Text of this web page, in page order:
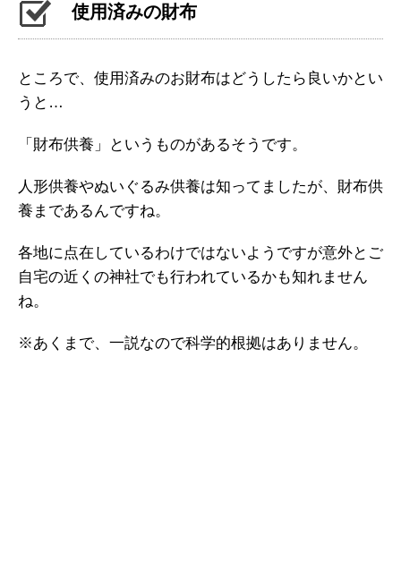
使用済みの財布
ところで、使用済みのお財布はどうしたら良いかとい
うと…
「財布供養」というものがあるそうです。
人形供養やぬいぐるみ供養は知ってましたが、財布供
養まであるんですね。
各地に点在しているわけではないようですが意外とご
自宅の近くの神社でも行われているかも知れません
ね。
※あくまで、一説なので科学的根拠はありません。